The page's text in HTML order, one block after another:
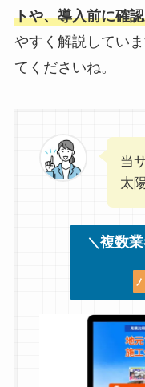
トや、導入前に確
やすく解説してい
てくださいね。
当
太
＼ 複数